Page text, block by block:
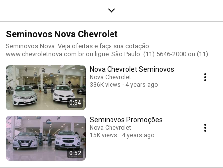
Seminovos Nova Chevrolet
Seminovos Nova: Veja ofertas e faça sua cotação:
www.chevroletnova.com.br ou ligue: São Paulo: (11) 5646-2000 ou (11)
0:54
Nova Chevrolet Seminovos
Nova Chevrolet
336K views
4 years ago
0:52
Seminovos Promoções
Nova Chevrolet
15K views
4 years ago